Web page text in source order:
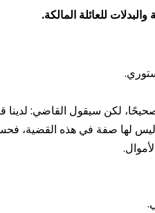
للعائلة المالكة.
لكن سيقول القاضي: لدينا
ليس لها صفة في هذه القضية،